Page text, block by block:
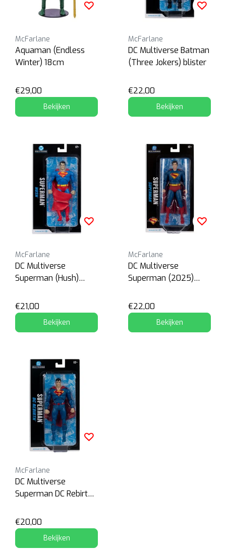
McFarlane
Aquaman (Endless
Winter) 18cm
€29,00
Bekijken
McFarlane
DC Multiverse Batman
(Three Jokers) blister
€22,00
Bekijken
McFarlane
DC Multiverse
Superman (Hush)
€21,00
Bekijken
McFarlane
DC Multiverse
Superman (2025)
€22,00
Bekijken
McFarlane
DC Multiverse
Superman DC Rebirth
€20,00
Bekijken